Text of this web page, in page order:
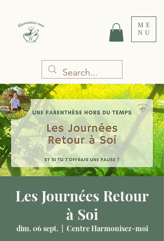
ME
NU
Les Journées Retour
à Soi
dim. 06 sept.
Centre Harmonisez-moi